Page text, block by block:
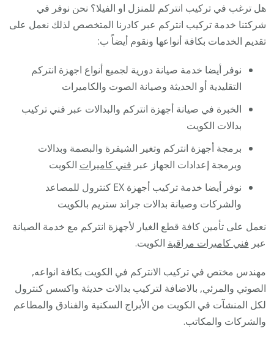
هل ترغب في تركيب انتركم للمنزل او الفيلا؟ نحن نوفر في
شركتنا خدمة تركيب انتركم عبر كادرنا المتخصص لذلك نعمل على
تقديم الخدمات بكافة أنواعها ونقوم أيضاً ب:
نوفر أيضا خدمة صيانة دورية لجميع أنواع اجهزة انتركم
التقليدية أو الحديثة وصيانة الصوت والكاميرات
الخبرة في صيانة أجهزة انتركم والبدالات عبر فني تركيب
بدالات الكويت
برمجة أجهزة انتركم وتغير الشيفرة والبصمة وبدالات
وبرمجة إعدادات الجهاز عبر فني كاميرات الكويت
نوفر أيضا خدمة تركيب أجهزة EX كنترول للمصاعد
والشركات وصيانة بدالات جراند ستريم بالكويت
نعمل على تأمين كافة قطع الغيار لأجهزة انتركم مع خدمة الصيانة
عبر فني كاميرات مراقبة الكويت.
مهندس مختص في تركيب الانتركم في الكويت بكافة انواعه,
الصوتي والمرئي, بالاضافة لتركيب بدالات حديثة واكسس كنترول
لكل المنشآت في الكويت من الأبراج السكنية والفنادق والمطاعم
والشركات والمكاتب.